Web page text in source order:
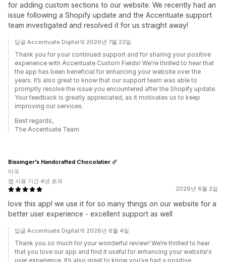
for adding custom sections to our website. We recently had an
issue following a Shopify update and the Accentuate support
team investigated and resolved it for us straight away!
답글 Accentuate Digital개 2026년 7월 23일
Thank you for your continued support and for sharing your positive
experience with Accentuate Custom Fields! We're thrilled to hear that
the app has been beneficial for enhancing your website over the
years. It’s also great to know that our support team was able to
promptly resolve the issue you encountered after the Shopify update.
Your feedback is greatly appreciated, as it motivates us to keep
improving our services.
Best regards,
The Accentuate Team
2026년 6월 2일
love this app! we use it for so many things on our website for a
better user experience - excellent support as well
Bissinger's Handcrafted Chocolatier
미국
앱 사용 기간 4년 초과
답글 Accentuate Digital개 2026년 6월 4일
Thank you so much for your wonderful review! We’re thrilled to hear
that you love our app and find it useful for enhancing your website's
user experience. It’s also great to know you’ve had a positive